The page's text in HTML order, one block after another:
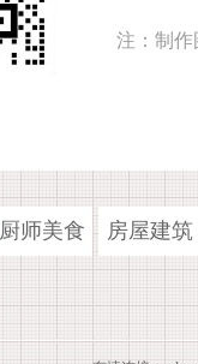
注：制作
厨师美食 房屋建筑